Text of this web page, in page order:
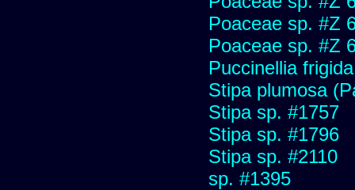
Poaceae sp. #Z
Poaceae sp. #Z
Puccinellia frigida
Stipa plumosa
Stipa sp. #1757
Stipa sp. #1796
Stipa sp. #2110
sp. #1395